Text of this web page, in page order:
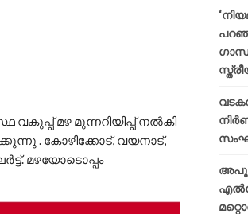
മഴ മുന്നറിയിപ്പ് നൽകി
. കോഴിക്കോട്, വയനാട്,
മഴയോടൊപ്പം